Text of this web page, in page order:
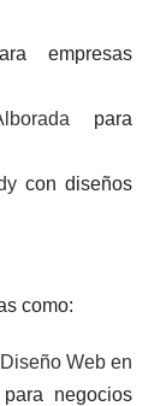
empresas
para
con diseños
como:
Diseño Web en
negocios